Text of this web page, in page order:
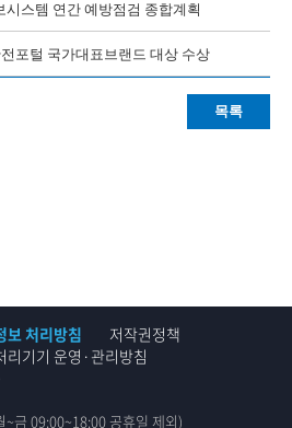
시스템 연간 예방점검 종합계획
포털 국가대표브랜드 대상 수상
목록
보 처리방침
저작권정책
리기기 운영·관리방침
금 09:00~18:00 공휴일 제외)